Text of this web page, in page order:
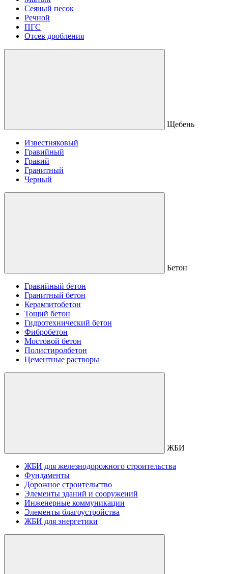
Сеяный песок
Речной
ПГС
Отсев дробления
Щебень
Известняковый
Гравийный
Гравий
Гранитный
Черный
Бетон
Гравийный бетон
Гранитный бетон
Керамзитобетон
Тощий бетон
Гидротехнический бетон
Фибробетон
Мостовой бетон
Полистиролбетон
Цементные растворы
ЖБИ
ЖБИ для железнодорожного строительства
Фундаменты
Дорожное строительство
Элементы зданий и сооружений
Инженерные коммуникации
Элементы благоустройства
ЖБИ для энергетики